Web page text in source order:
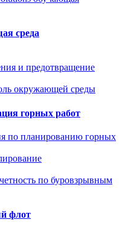
среда
и предотвращение
окружающей среды
горных работ
по планированию горных
по буровзрывным
флот